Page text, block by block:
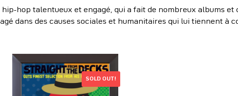
hip-hop talentueux et engagé, qui a fait de nombreux albums
dans des causes sociales et humanitaires qui lui tiennent à
SOLD OUT!